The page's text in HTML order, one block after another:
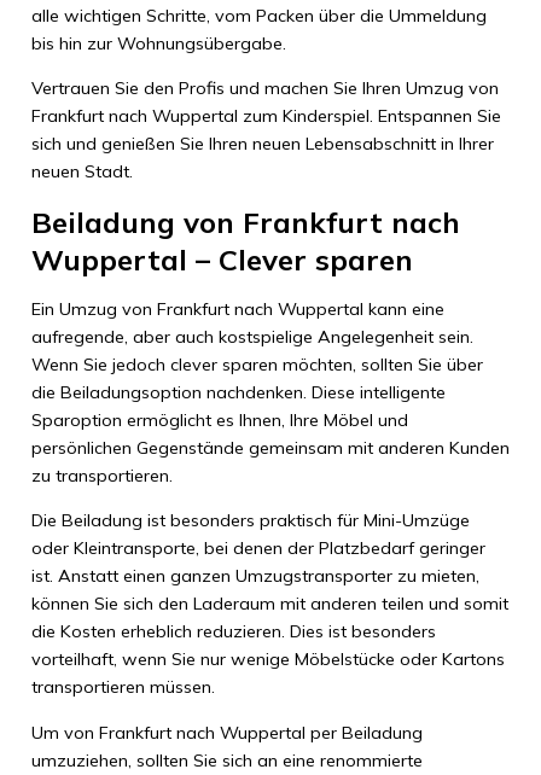
alle wichtigen Schritte, vom Packen über die Ummeldung
bis hin zur Wohnungsübergabe.
Vertrauen Sie den Profis und machen Sie Ihren Umzug von
Frankfurt nach Wuppertal zum Kinderspiel. Entspannen Sie
sich und genießen Sie Ihren neuen Lebensabschnitt in Ihrer
neuen Stadt.
Beiladung von Frankfurt nach
Wuppertal – Clever sparen
Ein Umzug von Frankfurt nach Wuppertal kann eine
aufregende, aber auch kostspielige Angelegenheit sein.
Wenn Sie jedoch clever sparen möchten, sollten Sie über
die Beiladungsoption nachdenken. Diese intelligente
Sparoption ermöglicht es Ihnen, Ihre Möbel und
persönlichen Gegenstände gemeinsam mit anderen Kunden
zu transportieren.
Die Beiladung ist besonders praktisch für Mini-Umzüge
oder Kleintransporte, bei denen der Platzbedarf geringer
ist. Anstatt einen ganzen Umzugstransporter zu mieten,
können Sie sich den Laderaum mit anderen teilen und somit
die Kosten erheblich reduzieren. Dies ist besonders
vorteilhaft, wenn Sie nur wenige Möbelstücke oder Kartons
transportieren müssen.
Um von Frankfurt nach Wuppertal per Beiladung
umzuziehen, sollten Sie sich an eine renommierte